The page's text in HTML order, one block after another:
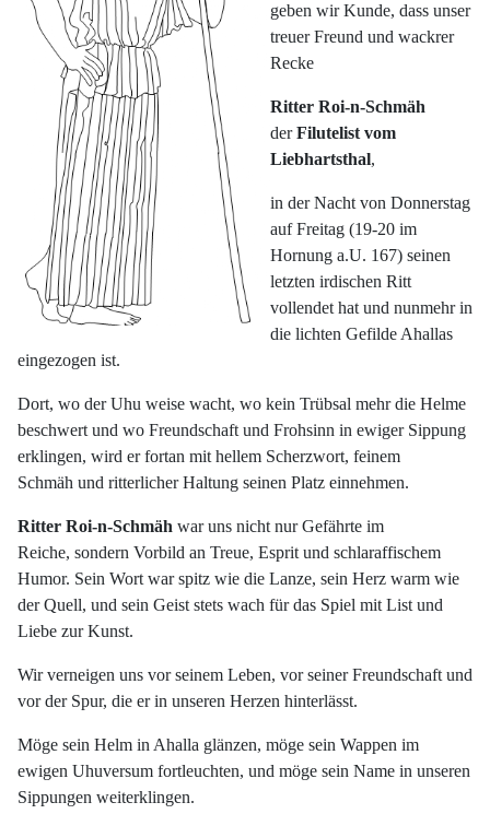
geben wir Kunde, dass unser
treuer Freund und wackrer
Recke
Ritter Roi-n-Schmäh
derFilutelist vom
Liebhartsthal,
in der Nacht von Donnerstag
auf Freitag (19-20 im
Hornung a.U. 167) seinen
letzten irdischen Ritt
vollendet hat und nunmehr in
die lichten Gefilde Ahallas
eingezogen ist.
Dort, wo der Uhu weise wacht, wo kein Trübsal mehr die Helme
beschwert und wo Freundschaft und Frohsinn in ewiger Sippung
erklingen, wird er fortan mit hellem Scherzwort, feinem
Schmäh und ritterlicher Haltung seinen Platz einnehmen.
Ritter Roi-n-Schmäh war uns nicht nur Gefährte im
Reiche, sondern Vorbild an Treue, Esprit und schlaraffischem
Humor. Sein Wort war spitz wie die Lanze, sein Herz warm wie
der Quell, und sein Geist stets wach für das Spiel mit List und
Liebe zur Kunst.
Wir verneigen uns vor seinem Leben, vor seiner Freundschaft und
vor der Spur, die er in unseren Herzen hinterlässt.
Möge sein Helm in Ahalla glänzen, möge sein Wappen im
ewigen Uhuversum fortleuchten, und möge sein Name in unseren
Sippungen weiterklingen.